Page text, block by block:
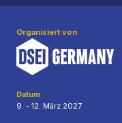
Organisiert von
Datum
9. - 12. März 2027